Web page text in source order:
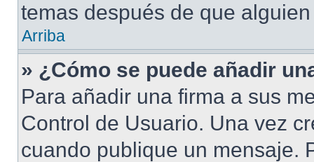
temas después de que
Arriba
» ¿Cómo se puede añadir
Para añadir una firma a sus
Control de Usuario. Una vez
cuando publique un mensaje.